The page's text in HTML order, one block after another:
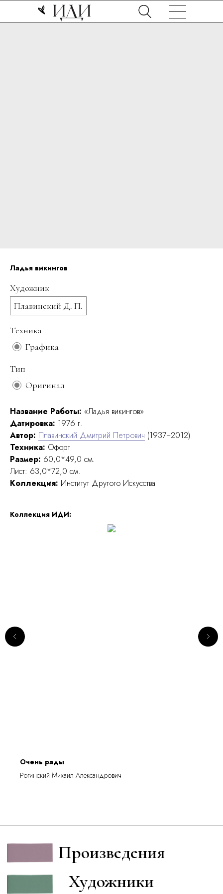
Ладья викингов
Художник
Плавинский Д. П.
Техника
Графика
Тип
Оригинал
Название Работы: «Ладья викингов»
Датировка: 1976 г.
Автор: Плавинский Дмитрий Петрович (1937−2012)
Техника: Офорт
Размер: 60,0*49,0 см.
Лист: 63,0*72,0 см.
Коллекция: Институт Другого Искусства
Коллекция ИДИ:
Очень рады
Рогинский Михаил Александрович
Художники
Произведения